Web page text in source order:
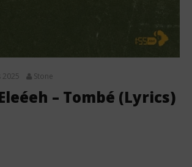
2025 Stone
– Tombé (Lyrics)